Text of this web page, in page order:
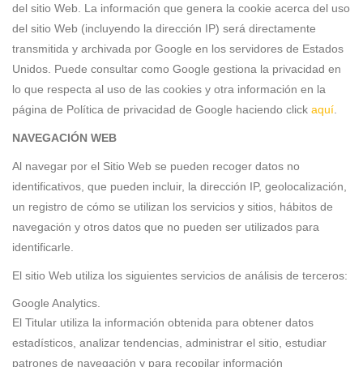
del sitio Web. La información que genera la cookie acerca del uso
del sitio Web (incluyendo la dirección IP) será directamente
transmitida y archivada por Google en los servidores de Estados
Unidos. Puede consultar como Google gestiona la privacidad en
lo que respecta al uso de las cookies y otra información en la
página de Política de privacidad de Google haciendo click aquí.
NAVEGACIÓN WEB
Al navegar por el Sitio Web se pueden recoger datos no
identificativos, que pueden incluir, la dirección IP, geolocalización,
un registro de cómo se utilizan los servicios y sitios, hábitos de
navegación y otros datos que no pueden ser utilizados para
identificarle.
El sitio Web utiliza los siguientes servicios de análisis de terceros:
Google Analytics.
El Titular utiliza la información obtenida para obtener datos
estadísticos, analizar tendencias, administrar el sitio, estudiar
patrones de navegación y para recopilar información